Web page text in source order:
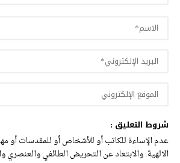
شروط التعليق :
عدم الإساءة للكاتب أو للأشخاص أو للمقدسات أو
الالهية. والابتعاد عن التحريض الطائفي والعنصري